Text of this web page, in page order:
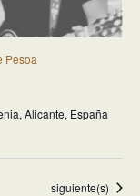
Pesoa
Alicante, España
Eventos
siguiente(s)